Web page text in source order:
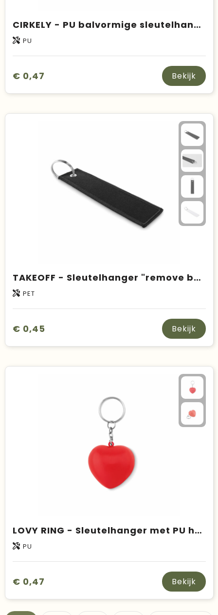
CIRKELY - PU balvormige sleutelhanger
PU
€ 0,47 Bekijk
TAKEOFF - Sleutelhanger "remove before fligh
PET
€ 0,45 Bekijk
LOVY RING - Sleutelhanger met PU hart
PU
€ 0,47 Bekijk